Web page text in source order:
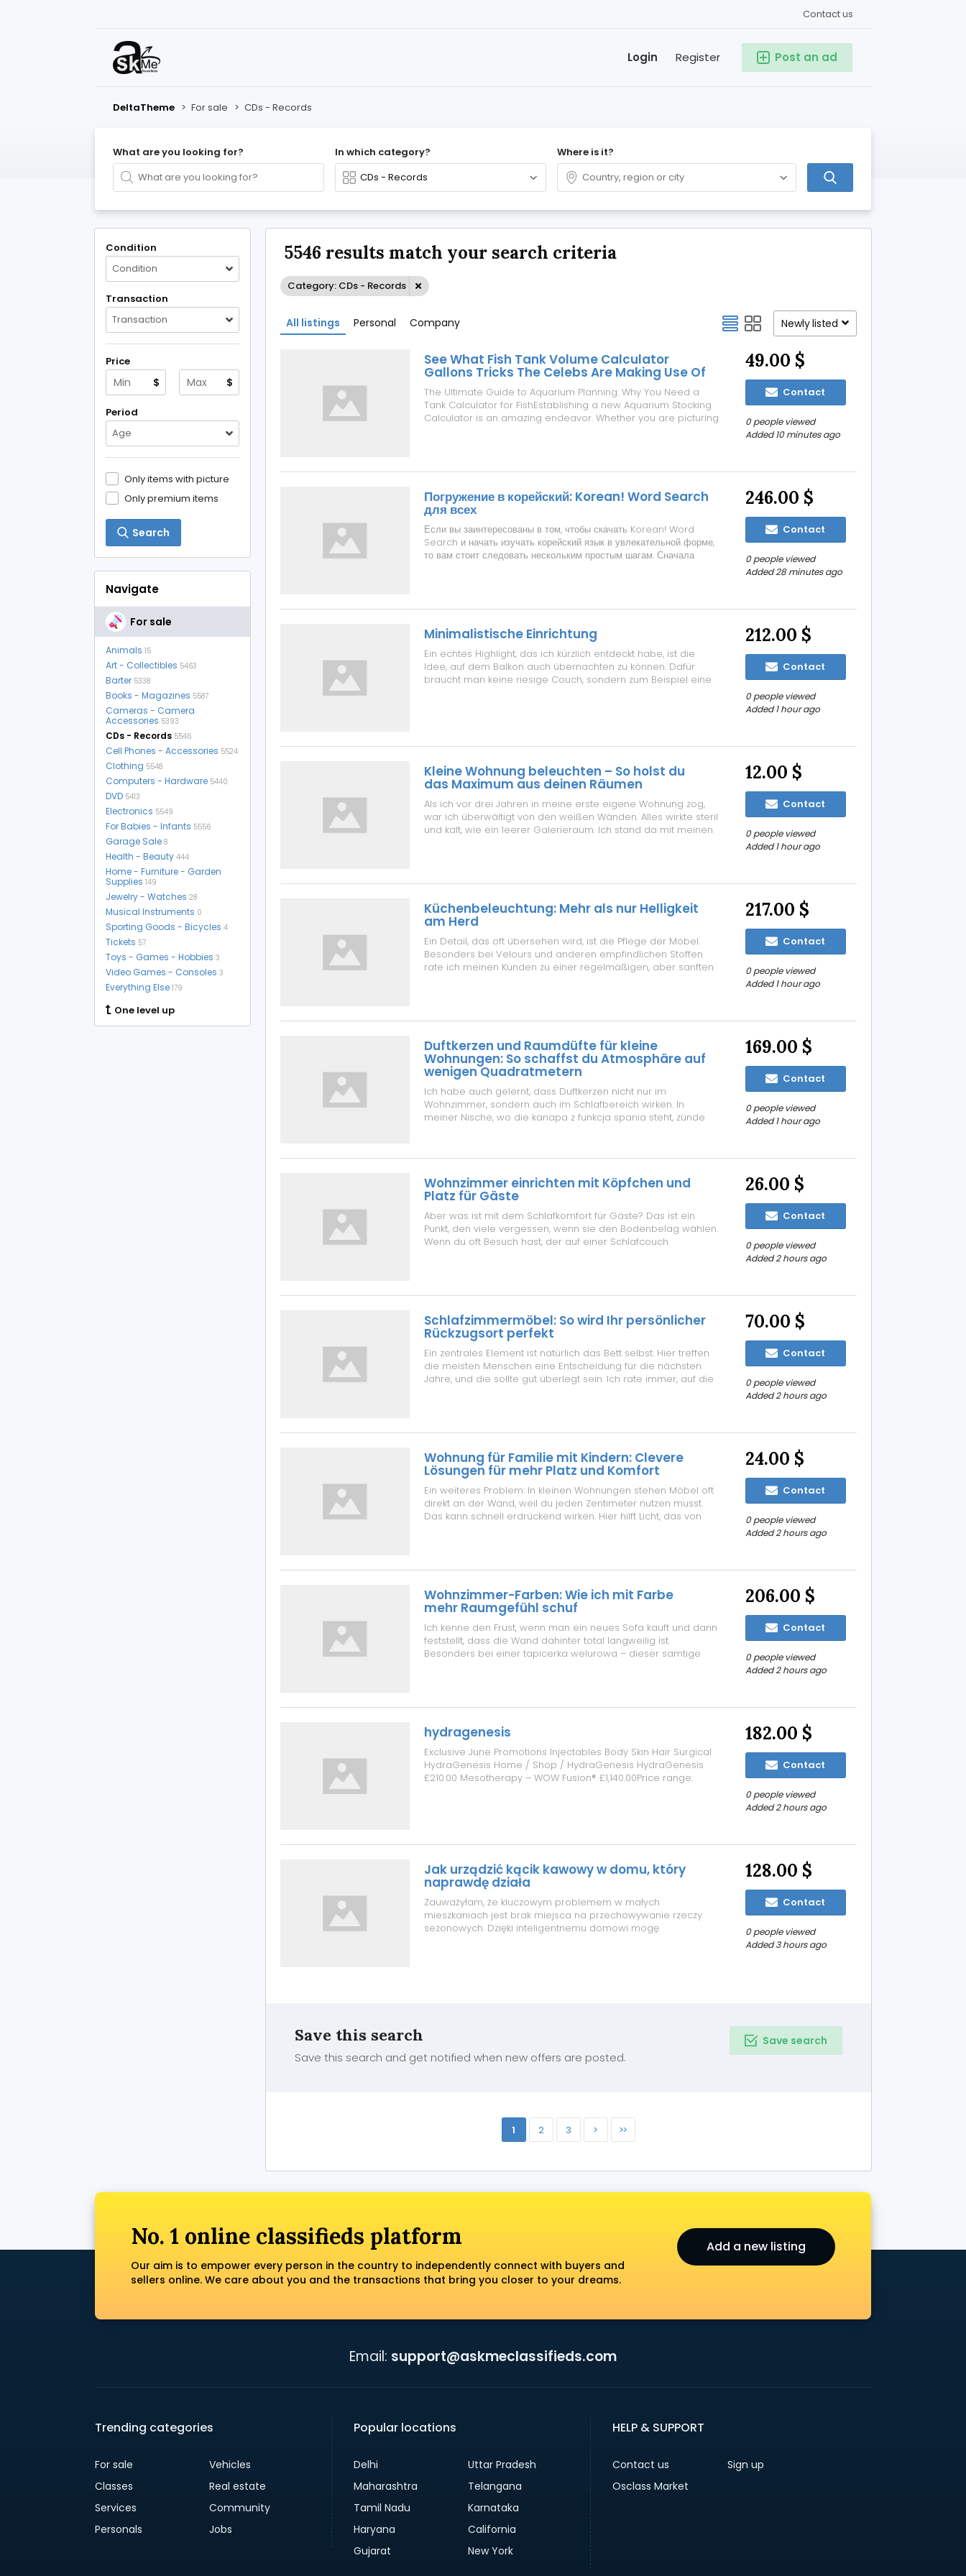
Contact us
Post an ad
Register
Login
DeltaTheme > For sale > CDs - Records
What are you looking for? In which category? Where is it?
Condition
Condition
Transaction
Transaction
Price
$ $
Period
Age
Only items with picture
Only premium items
Search
Navigate
For sale
Animals 15
Art - Collectibles 5463
Barter 5338
Books - Magazines 5587
Cameras - Camera
Accessories 5393
CDs - Records 5546
Cell Phones - Accessories 5524
Clothing 5548
Computers - Hardware 5440
DVD 5413
Electronics 5549
For Babies - Infants 5556
Garage Sale 8
Health - Beauty 444
Home - Furniture - Garden
Supplies 149
Jewelry - Watches 28
Musical Instruments 0
Sporting Goods - Bicycles 4
Tickets 57
Toys - Games - Hobbies 3
Video Games - Consoles 3
Everything Else 179
One level up
5546 results match your search criteria
Category: CDs - Records
All listings Personal Company Newly listed
See What Fish Tank Volume Calculator
Gallons Tricks The Celebs Are Making Use Of
The Ultimate Guide to Aquarium Planning: Why You Need a
Tank Calculator for FishEstablishing a new Aquarium Stocking
Calculator is an amazing endeavor. Whether you are picturing
49.00 $
Contact
0 people viewed
Added 10 minutes ago
Погружение в корейский: Korean! Word Search
для всех
Если вы заинтересованы в том, чтобы скачать Korean! Word
Search и начать изучать корейский язык в увлекательной форме,
то вам стоит следовать нескольким простым шагам. Сначала
246.00 $
Contact
0 people viewed
Added 28 minutes ago
Minimalistische Einrichtung
Ein echtes Highlight, das ich kürzlich entdeckt habe, ist die
Idee, auf dem Balkon auch übernachten zu können. Dafür
braucht man keine riesige Couch, sondern zum Beispiel eine
212.00 $
Contact
0 people viewed
Added 1 hour ago
Kleine Wohnung beleuchten – So holst du
das Maximum aus deinen Räumen
Als ich vor drei Jahren in meine erste eigene Wohnung zog,
war ich überwältigt von den weißen Wänden. Alles wirkte steril
und kalt, wie ein leerer Galerieraum. Ich stand da mit meinen
12.00 $
Contact
0 people viewed
Added 1 hour ago
Küchenbeleuchtung: Mehr als nur Helligkeit
am Herd
Ein Detail, das oft übersehen wird, ist die Pflege der Möbel.
Besonders bei Velours und anderen empfindlichen Stoffen
rate ich meinen Kunden zu einer regelmäßigen, aber sanften
217.00 $
Contact
0 people viewed
Added 1 hour ago
Duftkerzen und Raumdüfte für kleine
Wohnungen: So schaffst du Atmosphäre auf
wenigen Quadratmetern
Ich habe auch gelernt, dass Duftkerzen nicht nur im
Wohnzimmer, sondern auch im Schlafbereich wirken. In
meiner Nische, wo die kanapa z funkcja spania steht, zünde
piankowy bietet mir eine gute Liegefläche, au...
169.00 $
Contact
0 people viewed
Added 1 hour ago
Wohnzimmer einrichten mit Köpfchen und
Platz für Gäste
Aber was ist mit dem Schlafkomfort für Gäste? Das ist ein
Punkt, den viele vergessen, wenn sie den Bodenbelag wählen.
Wenn du oft Besuch hast, der auf einer Schlafcouch
26.00 $
Contact
0 people viewed
Added 2 hours ago
Schlafzimmermöbel: So wird Ihr persönlicher
Rückzugsort perfekt
Ein zentrales Element ist natürlich das Bett selbst. Hier treffen
die meisten Menschen eine Entscheidung für die nächsten
Jahre, und die sollte gut überlegt sein. Ich rate immer, auf die
70.00 $
Contact
0 people viewed
Added 2 hours ago
Wohnung für Familie mit Kindern: Clevere
Lösungen für mehr Platz und Komfort
Ein weiteres Problem: In kleinen Wohnungen stehen Möbel oft
direkt an der Wand, weil du jeden Zentimeter nutzen musst.
Das kann schnell erdrückend wirken. Hier hilft Licht, das von
24.00 $
Contact
0 people viewed
Added 2 hours ago
Wohnzimmer-Farben: Wie ich mit Farbe
mehr Raumgefühl schuf
Ich kenne den Frust, wenn man ein neues Sofa kauft und dann
feststellt, dass die Wand dahinter total langweilig ist.
Besonders bei einer tapicerka welurowa – dieser samtige
206.00 $
Contact
0 people viewed
Added 2 hours ago
hydragenesis
Exclusive June Promotions Injectables Body Skin Hair Surgical
HydraGenesis Home / Shop / HydraGenesis HydraGenesis
£210.00 Mesotherapy – WOW Fusion® £1,140.00Price range:
182.00 $
Contact
0 people viewed
Added 2 hours ago
Jak urządzić kącik kawowy w domu, który
naprawdę działa
Zauważyłam, że kluczowym problemem w małych
mieszkaniach jest brak miejsca na przechowywanie rzeczy
sezonowych. Dzięki inteligentnemu domowi mogę
128.00 $
Contact
0 people viewed
Added 3 hours ago
Save this search
Save this search and get notified when new offers are posted.
Save search
1 2 3 > >>
No. 1 online classifieds platform
Our aim is to empower every person in the country to independently connect with buyers and
sellers online. We care about you and the transactions that bring you closer to your dreams.
Add a new listing
Email: support@askmeclassifieds.com
Trending categories
For sale
Vehicles
Classes
Real estate
Services
Community
Personals
Jobs
Popular locations
Delhi
Uttar Pradesh
Maharashtra
Telangana
Tamil Nadu
Karnataka
Haryana
California
Gujarat
New York
HELP & SUPPORT
Contact us
Sign up
Osclass Market